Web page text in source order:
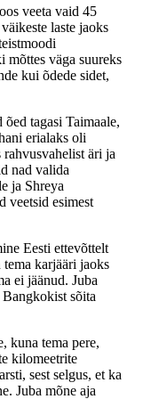
veeta vaid 45
laste jaoks
mõttes väga suureks
kui õdede sidet,
tagasi Taimaale,
erialaks oli
äri ja
nad valida
ja Shreya
veetsid esimest
Eesti ettevõttelt
tema karjääri jaoks
ei jäänud. Juba
sõita
kuna tema pere,
kilomeetrite
sest selgus, et ka
Juba mõne aja